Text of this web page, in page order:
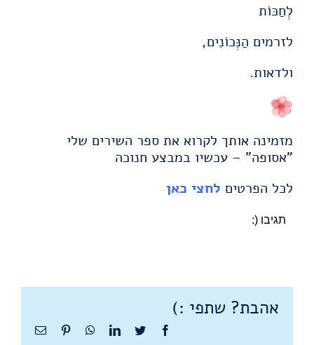
לְחַכּוֹת
לזרמים הַנְּכוֹנִים,
ולדאות.
מזמינה אותך לקרוא את ספר השירים שלי
"אסופה" – עכשיו במבצע חנוכה
לכל הפרטים לחצי כאן
תגיבו (:
אהבת? שתפי :)
Facebook
Twitter
LinkedIn
WhatsApp
Pinterestכתובת